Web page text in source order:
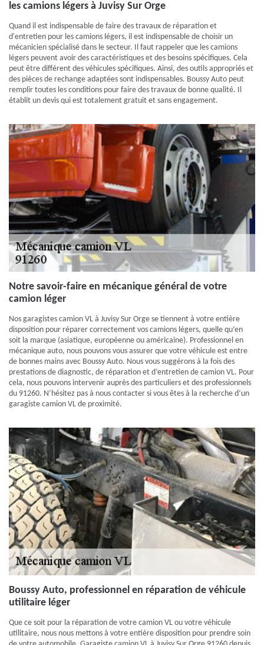
les camions légers à Juvisy Sur Orge
Quand il est indispensable de faire des travaux de réparation et
d'entretien pour les camions légers, il est indispensable de choisir un
mécanicien spécialisé dans le secteur. Il faut rappeler que les camions
légers peuvent avoir des caractéristiques et des besoins spécifiques. Cela
peut être différent des véhicules spécifiques. Ainsi, des outils appropriés et
des pièces de rechange adaptées sont indispensables. Boussy Auto peut
remplir toutes les conditions pour faire des travaux de bonne qualité. Il
établit un devis qui est totalement gratuit et sans engagement.
Notre savoir-faire en mécanique général de votre
camion léger
Nos garagistes camion VL à Juvisy Sur Orge se tiennent à votre entière
disposition pour réparer correctement vos camions légers, quelle qu’en
soit la marque (asiatique, européenne ou américaine). Professionnel en
mécanique auto, nous pouvons vous assurer que votre véhicule est entre
de bonnes mains avec Boussy Auto. Nous vous suggérons à la fois des
prestations de diagnostic, de réparation et d’entretien de camion VL. Pour
cela, nous pouvons intervenir auprès des particuliers et des professionnels
du 91260. N’hésitez pas à nous contacter si vous êtes à la recherche d’un
garagiste camion VL de proximité.
Boussy Auto, professionnel en réparation de véhicule
utilitaire léger
Que ce soit pour la réparation de votre camion VL ou votre véhicule
utilitaire, nous nous mettons à votre entière disposition pour prendre soin